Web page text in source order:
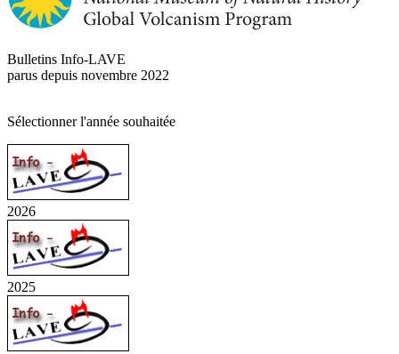
Bulletins Info-LAVE
parus depuis novembre 2022
Sélectionner l'année souhaitée
2026
2025